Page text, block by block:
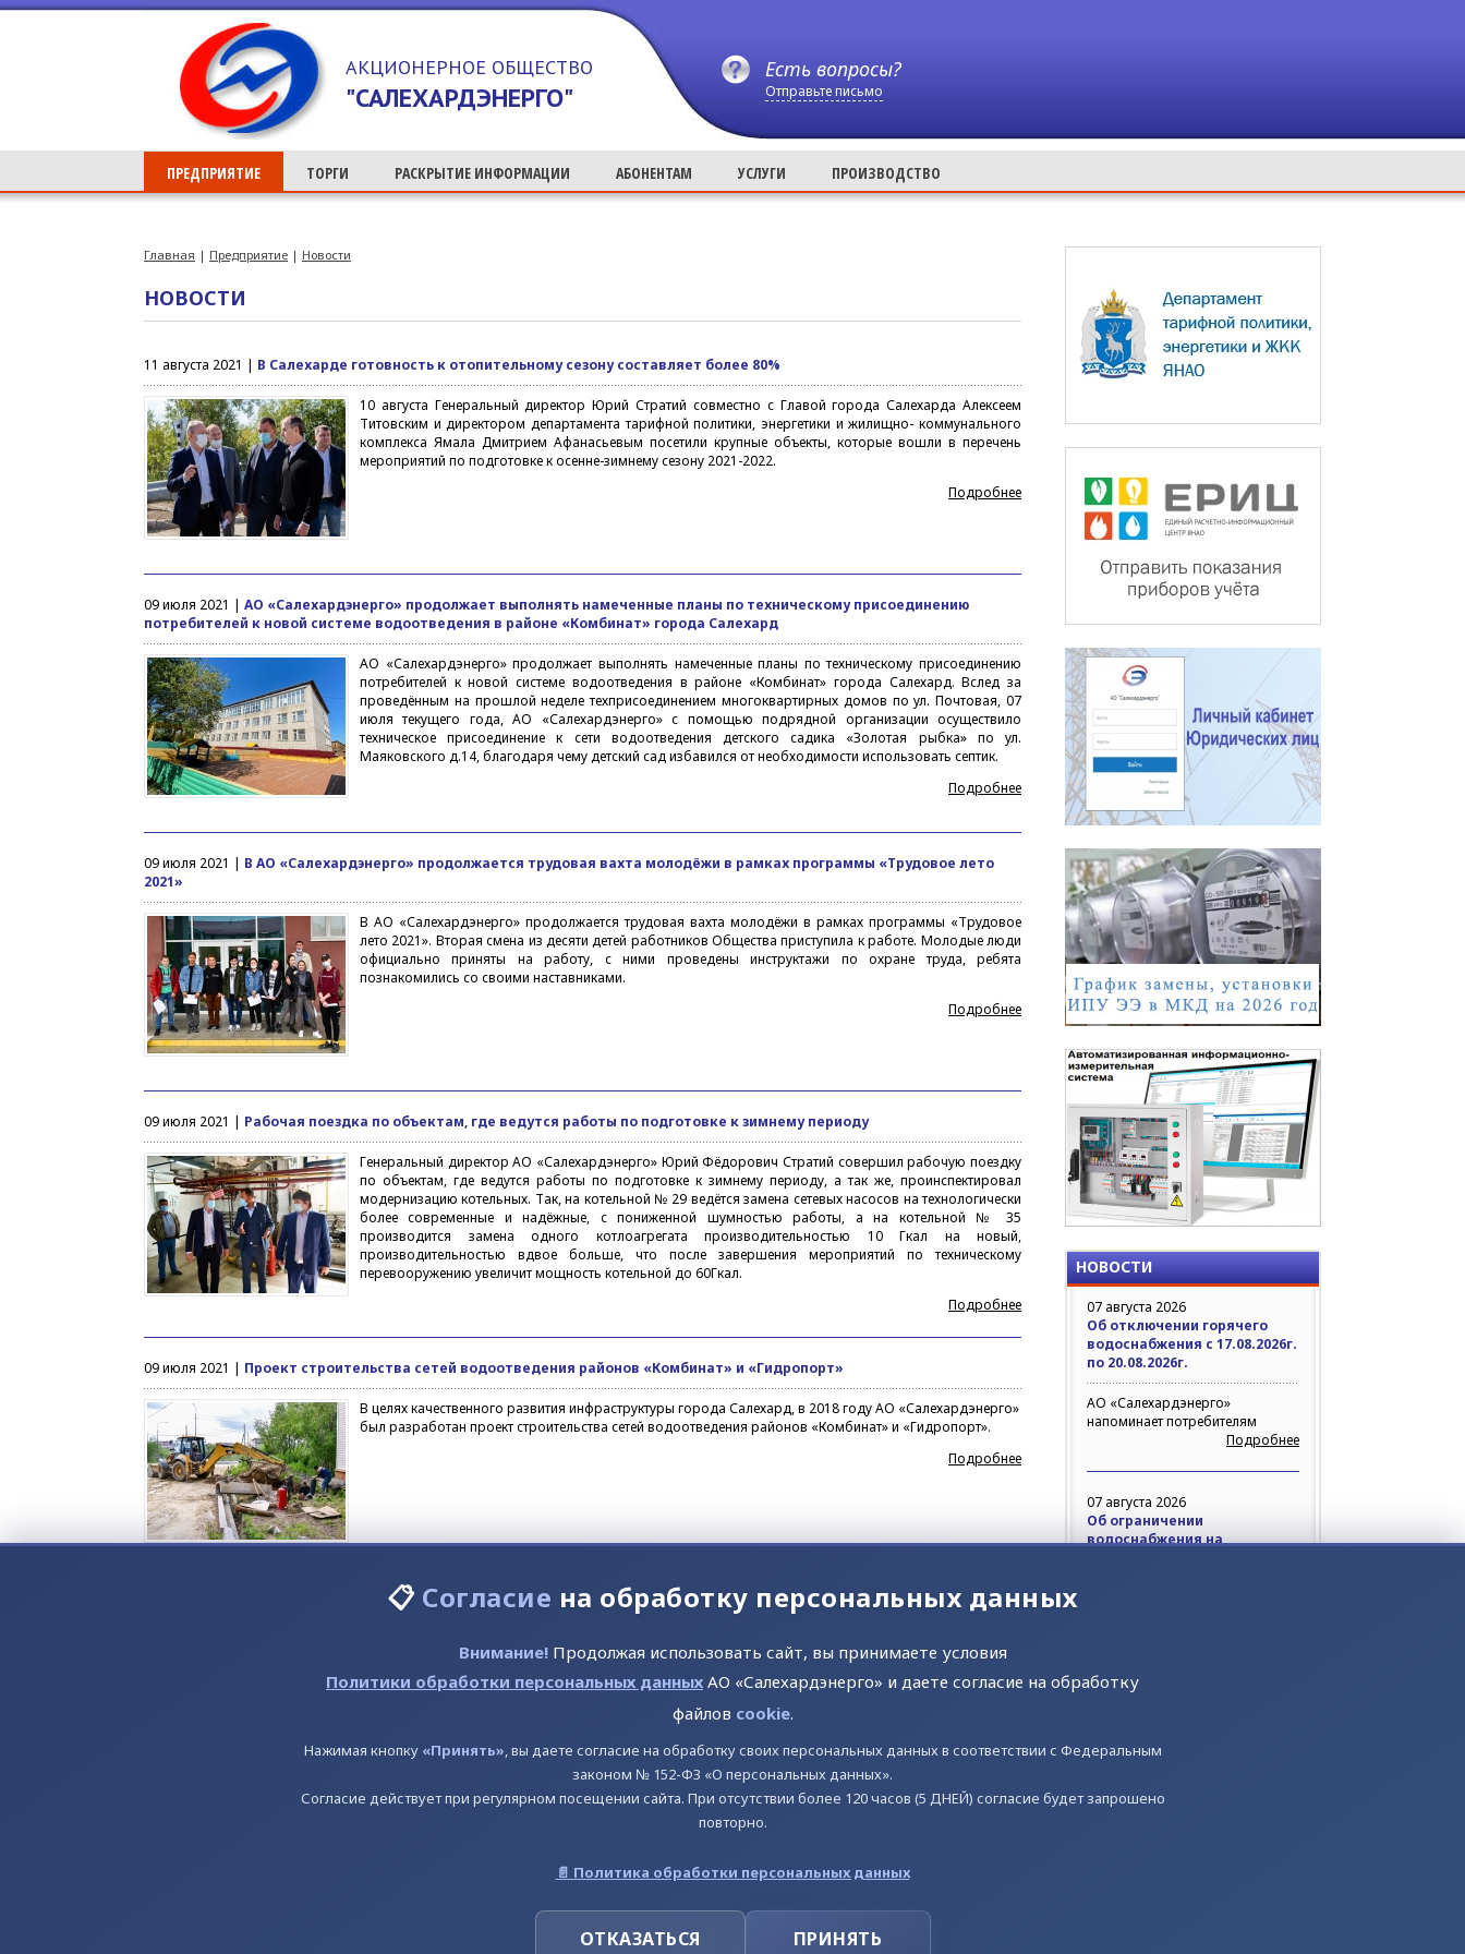
>
АКЦИОНЕРНОЕ ОБЩЕСТВО
"САЛЕХАРДЭНЕРГО"
Есть вопросы?
Отправьте письмо
ПРЕДПРИЯТИЕ ТОРГИ РАСКРЫТИЕ ИНФОРМАЦИИ АБОНЕНТАМ УСЛУГИ ПРОИЗВОДСТВО
Главная | Предприятие | Новости
НОВОСТИ
11 августа 2021 | В Салехарде готовность к отопительному сезону составляет более 80%
10 августа Генеральный директор Юрий Стратий совместно с Главой города Салехарда Алексеем
Титовским и директором департамента тарифной политики, энергетики и жилищно- коммунального
комплекса Ямала Дмитрием Афанасьевым посетили крупные объекты, которые вошли в перечень
мероприятий по подготовке к осенне-зимнему сезону 2021-2022.
Подробнее
09 июля 2021 | АО «Салехардэнерго» продолжает выполнять намеченные планы по техническому присоединению
потребителей к новой системе водоотведения в районе «Комбинат» города Салехард
АО «Салехардэнерго» продолжает выполнять намеченные планы по техническому присоединению
потребителей к новой системе водоотведения в районе «Комбинат» города Салехард. Вслед за
проведённым на прошлой неделе техприсоединением многоквартирных домов по ул. Почтовая, 07
июля текущего года, АО «Салехардэнерго» с помощью подрядной организации осуществило
техническое присоединение к сети водоотведения детского садика «Золотая рыбка» по ул.
Маяковского д.14, благодаря чему детский сад избавился от необходимости использовать септик.
Подробнее
09 июля 2021 | В АО «Салехардэнерго» продолжается трудовая вахта молодёжи в рамках программы «Трудовое лето
2021»
В АО «Салехардэнерго» продолжается трудовая вахта молодёжи в рамках программы «Трудовое
лето 2021». Вторая смена из десяти детей работников Общества приступила к работе. Молодые люди
официально приняты на работу, с ними проведены инструктажи по охране труда, ребята
познакомились со своими наставниками.
Подробнее
09 июля 2021 | Рабочая поездка по объектам, где ведутся работы по подготовке к зимнему периоду
Генеральный директор АО «Салехардэнерго» Юрий Фёдорович Стратий совершил рабочую поездку
по объектам, где ведутся работы по подготовке к зимнему периоду, а так же, проинспектировал
модернизацию котельных. Так, на котельной № 29 ведётся замена сетевых насосов на технологически
более современные и надёжные, с пониженной шумностью работы, а на котельной № 35
производится замена одного котлоагрегата производительностью 10 Гкал на новый,
производительностью вдвое больше, что после завершения мероприятий по техническому
перевооружению увеличит мощность котельной до 60Гкал.
Подробнее
09 июля 2021 | Проект строительства сетей водоотведения районов «Комбинат» и «Гидропорт»
В целях качественного развития инфраструктуры города Салехард, в 2018 году АО «Салехардэнерго»
был разработан проект строительства сетей водоотведения районов «Комбинат» и «Гидропорт».
Подробнее
(для переключения страниц, удерживайте ctrl и стрелку влево или вправо)
НОВОСТИ
07 августа 2026
Об отключении горячего
водоснабжения с 17.08.2026г.
по 20.08.2026г.
АО «Салехардэнерго»
напоминает потребителям
Подробнее
07 августа 2026
Об ограничении
водоснабжения на
05 августа 2026
06.08.2026г.
АО «Салехардэнерго» доводит
до сведения потребителей
📋 Согласие на обработку персональных данных
Внимание!Продолжая использовать сайт, вы принимаете условия
Политики обработки персональных данных АО «Салехардэнерго» и даете согласие на обработку
файлов cookie.
Нажимая кнопку «Принять», вы даете согласие на обработку своих персональных данных в соответствии с Федеральным
законом № 152-ФЗ «О персональных данных».
Согласие действует при регулярном посещении сайта. При отсутствии более 120 часов (5 ДНЕЙ) согласие будет запрошено
повторно.
📄 Политика обработки персональных данных
ОТКАЗАТЬСЯ ПРИНЯТЬ